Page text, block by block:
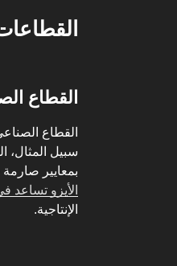
القطاع
القطاع
سبيل المثال،
بمعايير
الأيزو تساعد
الإنتاجية.